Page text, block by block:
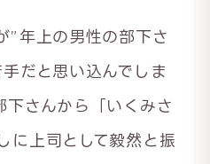
”年上の男性の部下さ
だと思い込んでしま
下さんから「いくみさ
に上司として毅然と振